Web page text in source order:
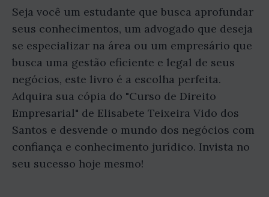
Seja você um estudante que busca aprofundar
seus conhecimentos, um advogado que deseja
se especializar na área ou um empresário que
busca uma gestão eficiente e legal de seus
negócios, este livro é a escolha perfeita.
Adquira sua cópia do "Curso de Direito
Empresarial" de Elisabete Teixeira Vido dos
Santos e desvende o mundo dos negócios com
confiança e conhecimento jurídico. Invista no
seu sucesso hoje mesmo!